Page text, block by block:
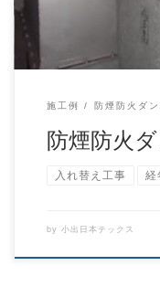
施工例 防煙防火ダン
防煙防火
入れ替え工事 経
by 小出日本テックス